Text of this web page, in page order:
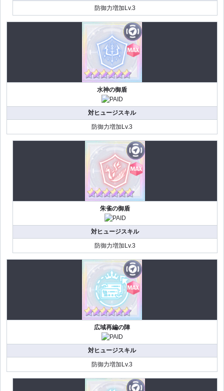
防御力増加Lv.3
水神の御盾
対ヒュージスキル
防御力増加Lv.3
朱雀の御盾
対ヒュージスキル
防御力増加Lv.3
広域再編の陣
対ヒュージスキル
防御力増加Lv.3